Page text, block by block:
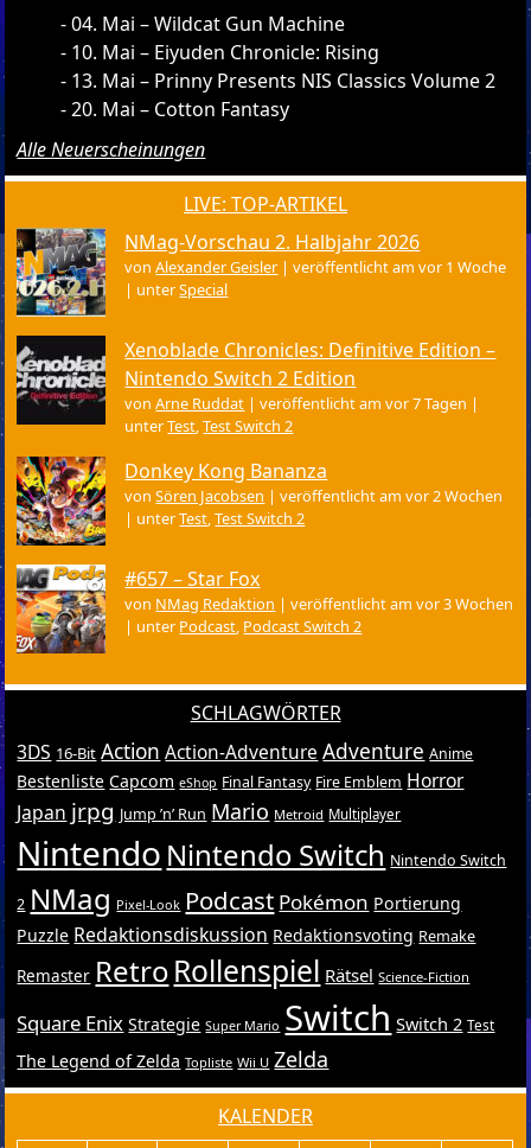
04. Mai – Wildcat Gun Machine
10. Mai – Eiyuden Chronicle: Rising
13. Mai – Prinny Presents NIS Classics Volume 2
20. Mai – Cotton Fantasy
Alle Neuerscheinungen
LIVE: TOP-ARTIKEL
NMag-Vorschau 2. Halbjahr 2026
vonAlexander Geisler |veröffentlicht am vor 1 Woche
| unterSpecial
Xenoblade Chronicles: Definitive Edition –
Nintendo Switch 2 Edition
vonArne Ruddat |veröffentlicht am vor 7 Tagen |
unterTest,Test Switch 2
Donkey Kong Bananza
vonSören Jacobsen |veröffentlicht am vor 2 Wochen
| unterTest,Test Switch 2
#657 – Star Fox
von NMag Redaktion |veröffentlicht am vor 3 Wochen
| unter Podcast, Podcast Switch 2
SCHLAGWÖRTER
3DS 16-Bit Action Action-Adventure Adventure Anime
Bestenliste Capcom eShop Final Fantasy Fire Emblem Horror
Japan jrpg Jump ’n’ Run Mario Metroid Multiplayer
Nintendo Nintendo Switch Nintendo Switch
2 NMag Pixel-Look Podcast Pokémon Portierung
Puzzle Redaktionsdiskussion Redaktionsvoting Remake
Remaster RetroRollenspiel Rätsel Science-Fiction
Square Enix Strategie Super Mario Switch Switch 2 Test
The Legend of Zelda Topliste Wii U Zelda
KALENDER